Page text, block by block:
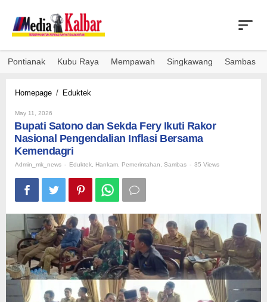
content
Pontianak Kubu Raya Mempawah Singkawang Sambas
Homepage / Eduktek
Sekda
Fery
Nasional
Pengendalian
Inflasi
Bersama
May 11, 2026
Bupati Satono dan Sekda Fery Ikuti Rakor
Nasional Pengendalian Inflasi Bersama
Kemendagri
Admin_mk_news - Eduktek Hankam Pemerintahan Sambas - 35 Views